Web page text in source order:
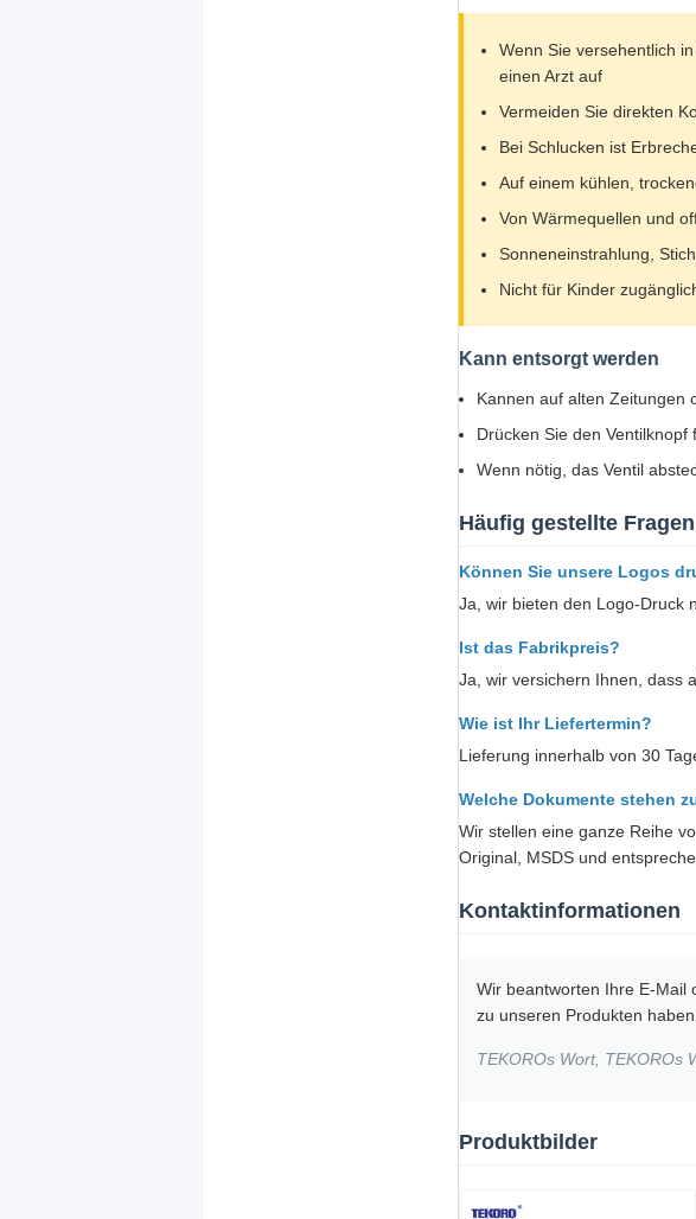
Wenn Sie versehentlich
einen Arzt auf
Vermeiden Sie direkten
Bei Schlucken ist
Auf einem kühlen,
Von Wärmequellen und
Sonneneinstrahlung,
Nicht für Kinder
Kann entsorgt werden
Kannen auf alten Zeitungen
Drücken Sie den
Wenn nötig, das Ventil
Häufig gestellte Fragen
Können Sie unsere Logos
Ja, wir bieten den Logo-Druck
Ist das Fabrikpreis?
Ja, wir versichern Ihnen, dass
Wie ist Ihr Liefertermin?
Lieferung innerhalb von 30
Welche Dokumente stehen
Wir stellen eine ganze Reihe
Original, MSDS und
Kontaktinformationen
Wir beantworten Ihre E-Mail
zu unseren Produkten haben.
TEKOROs Wort, TEKOROs
Produktbilder